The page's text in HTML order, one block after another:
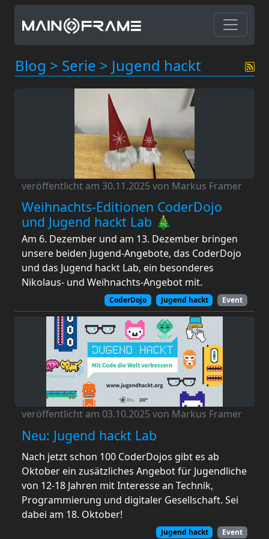
Blog > Serie > Jugend hackt
veröffentlicht am 30.11.2025 von Markus Framer
Weihnachts-Editionen CoderDojo
und Jugend hackt Lab 🎄
Am 6. Dezember und am 13. Dezember bringen
unsere beiden Jugend-Angebote, das CoderDojo
und das Jugend hackt Lab, ein besonderes
Nikolaus- und Weihnachts-Angebot mit.
CoderDojo Jugend hackt Event
veröffentlicht am 03.10.2025 von Markus Framer
Neu: Jugend hackt Lab
Nach jetzt schon 100 CoderDojos gibt es ab
Oktober ein zusätzliches Angebot für Jugendliche
von 12-18 Jahren mit Interesse an Technik,
Programmierung und digitaler Gesellschaft. Sei
dabei am 18. Oktober!
Jugend hackt Event